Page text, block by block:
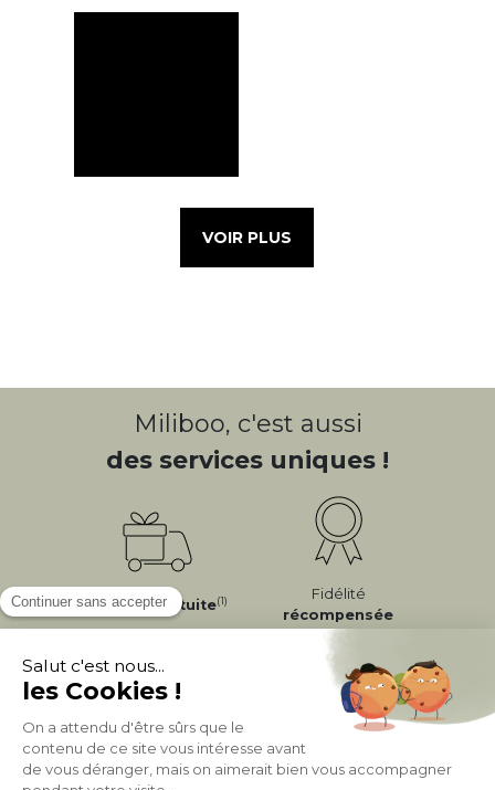
VOIR PLUS
Miliboo, c'est aussi
des services uniques !
LivraisonGratuite(1)
Fidélité
récompensée
Expéditionen
24/72h
Appelez-nous Au
050 92 00 74